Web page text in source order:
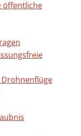
öffentliche